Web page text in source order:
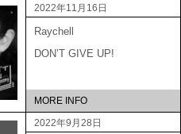
2022年11月16日
Raychell
DON’T GIVE UP!
MORE INFO
2022年9月28日